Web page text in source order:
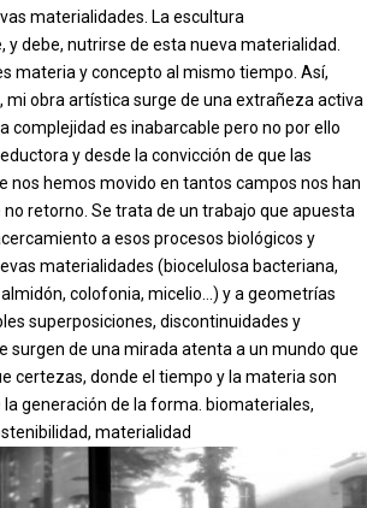
materialidades. La escultura
debe, nutrirse de esta nueva materialidad.
materia y concepto al mismo tiempo. Así,
obra artística surge de una extrañeza activa
complejidad es inabarcable pero no por ello
y desde la convicción de que las
nos hemos movido en tantos campos nos han
no retorno. Se trata de un trabajo que apuesta
a esos procesos biológicos y
materialidades (biocelulosa bacteriana,
colofonia, micelio…) y a geometrías
superposiciones, discontinuidades y
surgen de una mirada atenta a un mundo que
certezas, donde el tiempo y la materia son
generación de la forma. biomateriales,
materialidad